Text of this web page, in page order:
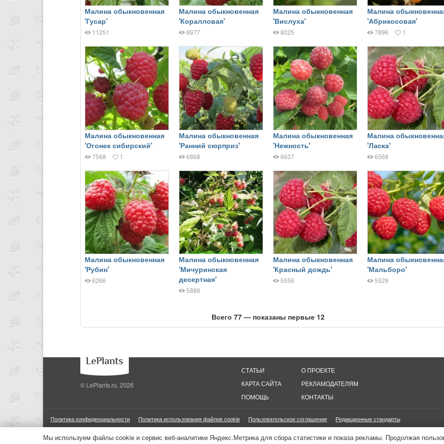
Малина обыкновенная
'Гусар'
11251
Малина обыкновенная
'Коралловая'
8977
Малина обыкновенная
'Вислуха'
8025
Малина
'Абрикосовая'
7896 1
Малина обыкновенная
'Огонек сибирский'
7568 1
Малина обыкновенная
'Ранний сюрприз'
6868
Малина обыкновенная
'Нежность'
6637
Малина
'Ласка'
6568
Малина обыкновенная
'Рубин'
6266
Малина обыкновенная
'Мичуринская
десертная'
5886
Малина обыкновенная
'Красный дождь'
5556
Малина
'Мальборо'
5529
Всего 77 — показаны первые 12
© LePlants.ru, 2026
СТАТЬИ
КАРТА САЙТА
ПОМОЩЬ
О ПРОЕКТЕ
РЕКЛАМОДАТЕЛЯМ
КОНТАКТЫ
Политика конфиденциальности Политика использования файлов cookie Пользовательское соглашение
Редакционные стандарты
Мы используем файлы cookie и сервис веб-аналитики Яндекс.Метрика для сбора статистики и показа рекламы. Продолжая